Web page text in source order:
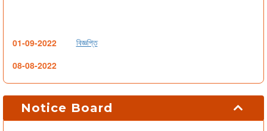
01-09-2022
বিজ্ঞপ্তি
08-08-2022
02-07-2022
বিজ্ঞপ্তি
29-06-2022
অনলাইনে স্কুলের বেতন পরিশোধের প্রক্রিয়া
Notice Board